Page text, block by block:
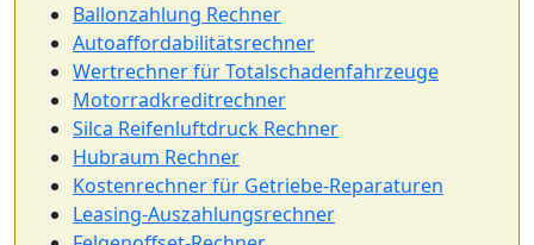
Ballonzahlung Rechner
Autoaffordabilitätsrechner
Wertrechner für Totalschadenfahrzeuge
Motorradkreditrechner
Silca Reifenluftdruck Rechner
Hubraum Rechner
Kostenrechner für Getriebe-Reparaturen
Leasing-Auszahlungsrechner